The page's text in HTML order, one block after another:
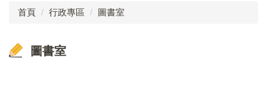
首頁 行政專區 圖書室
圖書室